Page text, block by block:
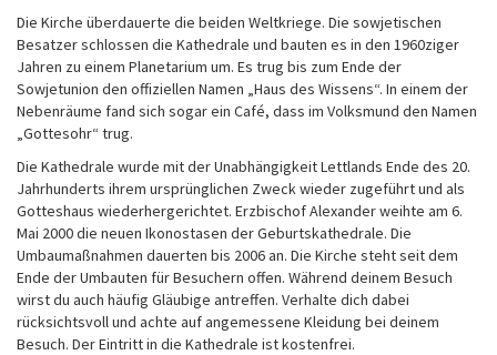
Die Kirche überdauerte die beiden Weltkriege. Die sowjetischen
Besatzer schlossen die Kathedrale und bauten es in den 1960ziger
Jahren zu einem Planetarium um. Es trug bis zum Ende der
Sowjetunion den offiziellen Namen „Haus des Wissens“. In einem der
Nebenräume fand sich sogar ein Café, dass im Volksmund den Namen
„Gottesohr“ trug.
Die Kathedrale wurde mit der Unabhängigkeit Lettlands Ende des 20.
Jahrhunderts ihrem ursprünglichen Zweck wieder zugeführt und als
Gotteshaus wiederhergerichtet. Erzbischof Alexander weihte am 6.
Mai 2000 die neuen Ikonostasen der Geburtskathedrale. Die
Umbaumaßnahmen dauerten bis 2006 an. Die Kirche steht seit dem
Ende der Umbauten für Besuchern offen. Während deinem Besuch
wirst du auch häufig Gläubige antreffen. Verhalte dich dabei
rücksichtsvoll und achte auf angemessene Kleidung bei deinem
Besuch. Der Eintritt in die Kathedrale ist kostenfrei.